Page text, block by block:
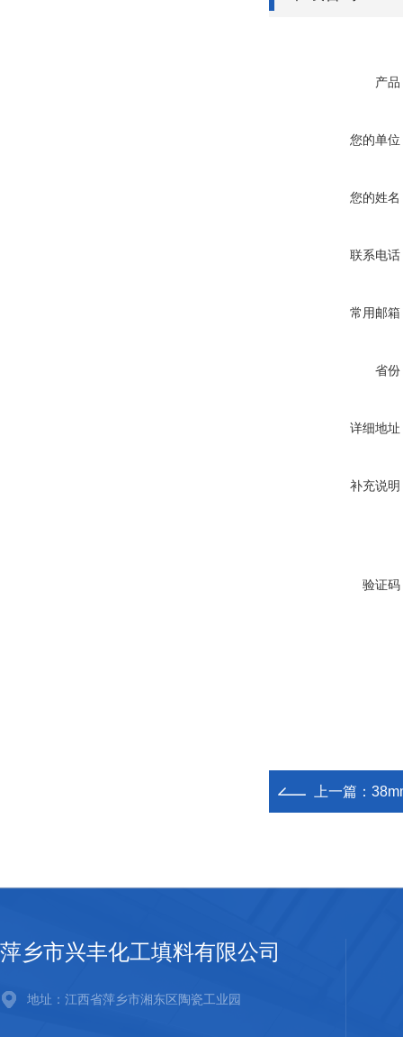
产品
您的单位
您的姓名
联系电话
常用邮箱
省份
详细地址
补充说明
验证码
上一篇：
萍乡市兴丰化工填料有限公司
地址：江西省萍乡市湘东区陶瓷工业园